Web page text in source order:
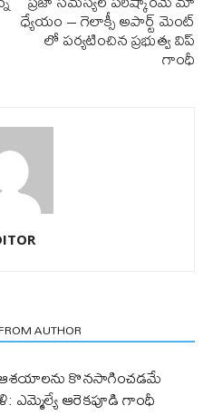
ధ్యేయం – గెలాక్సీ అపార్ట్ మెంట్
లో పర్యటించిన ప్రభుత్వ విప్
గాంధీ
AUTHOR
కొనసాగించడమే
ఎమ్మెల్యే ఆరెక‌పూడి గాంధీ